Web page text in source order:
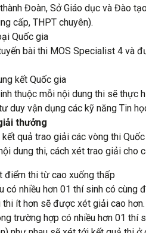
Đoàn, Sở Giáo dục và Đào
cấp, THPT chuyên).
Quốc gia
bài thi MOS Specialist 4 và
kết Quốc gia
thuộc mỗi nội dung thi sẽ thực
duy vận dụng các kỹ năng Tin
thưởng
kết quả trao giải các vòng thi
dung thi, cách xét trao giải cho
điểm thi từ cao xuống thấp
có nhiều hơn 01 thí sinh có cùng
thi ít hơn sẽ được xét giải cao hơn.
trường hợp có nhiều hơn 01 thí